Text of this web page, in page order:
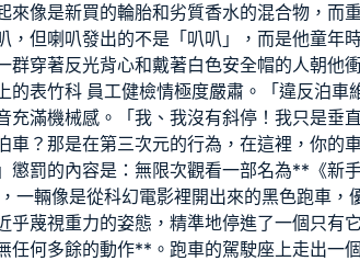
來像是新買的輪胎和劣質香水的混合物，而
，但喇叭發出的不是「叭叭」，而是他童年
群穿著反光背心和戴著白色安全帽的人朝他
的表竹科 員工健檢情極度嚴肅。「違反泊車
充滿機械感。「我、我沒有斜停！我只是垂
車？那是在第三次元的行為，在這裡，你
懲罰的內容是：無限次觀看一部名為**《新
一輛像是從科幻電影裡開出來的黑色跑車
乎蔑視重力的姿態，精準地停進了一個只有
任何多餘的動作**。跑車的駕駛座上走出一